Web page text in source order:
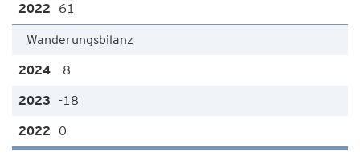
61
Wanderungsbilanz
-8
-18
0